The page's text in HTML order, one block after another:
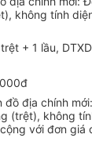
không tính
+ 1 lầu,
đồ địa chính
(trệt), không
với đơn giá